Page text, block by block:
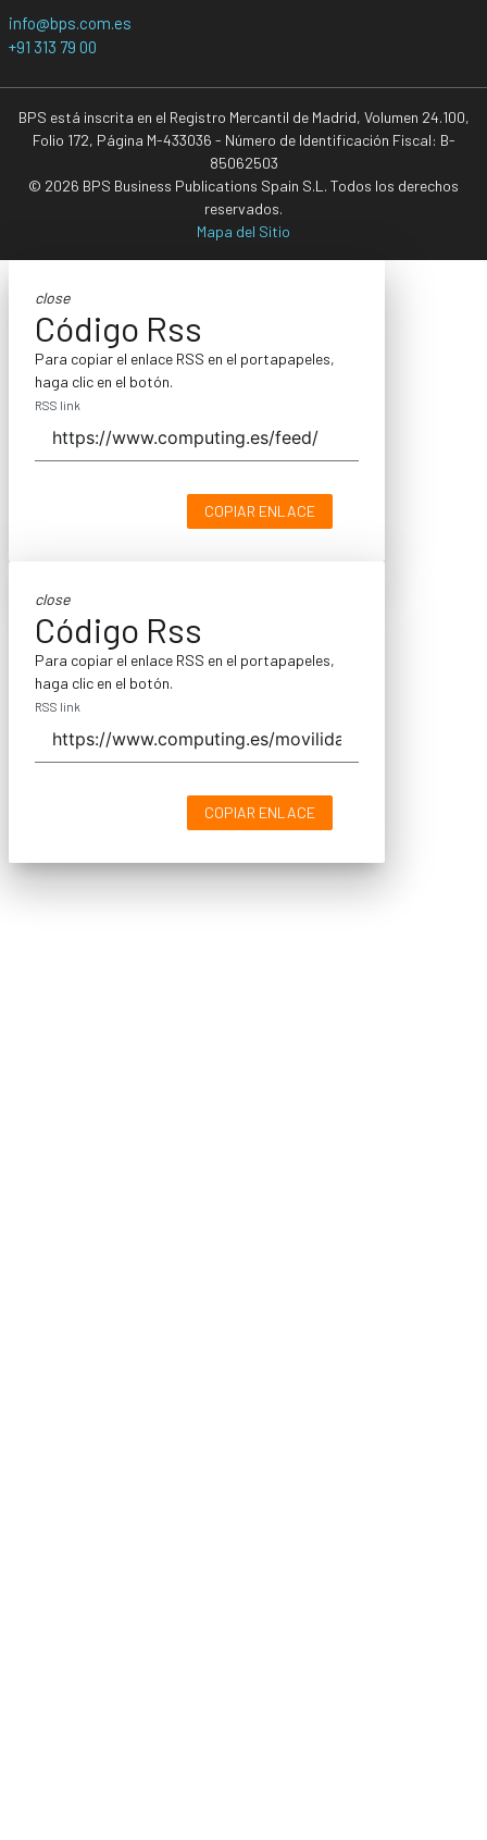
info@bps.com.es
+91 313 79 00
BPS está inscrita en el Registro Mercantil de Madrid, Volumen 24.100,
Folio 172, Página M-433036 - Número de Identificación Fiscal: B-
85062503
© 2026 BPS Business Publications Spain S.L. Todos los derechos
reservados.
Mapa del Sitio
close
Código Rss
Para copiar el enlace RSS en el portapapeles,
haga clic en el botón.
RSS link
COPIAR ENLACE
close
Código Rss
Para copiar el enlace RSS en el portapapeles,
haga clic en el botón.
RSS link
COPIAR ENLACE